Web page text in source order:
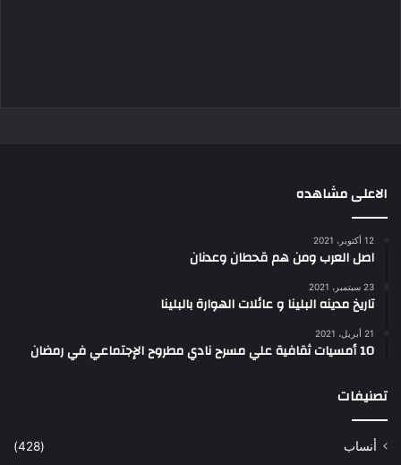
الاعلى مشاهده
12 أكتوبر، 2021
اصل العرب ومن هم قحطان وعدنان
23 سبتمبر، 2021
تاريخ مدينه البلينا و عائلات الهوارة بالبلينا
21 أبريل، 2021
10 أمسيات ثقافية علي مسرح نادي مطروح الإجتماعي في رمضان
تصنيفات
أنساب
(428)